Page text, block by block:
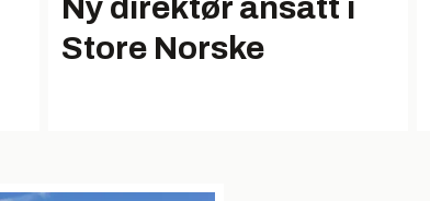
Ny direktør ansatt i
Store Norske